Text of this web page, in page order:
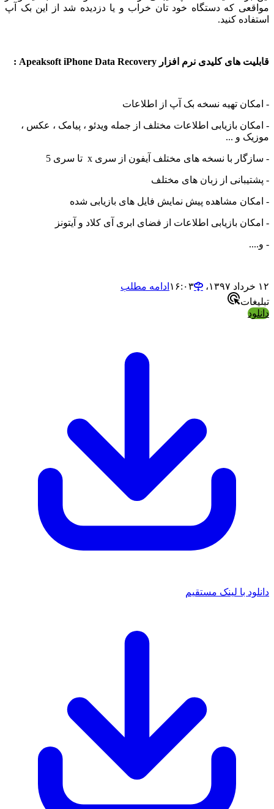
مواقعی که دستگاه خود تان خراب و یا دزدیده شد از این بک آپ
استفاده کنید.
قابلیت های کلیدی نرم افزار Apeaksoft iPhone Data Recovery :
- امکان تهیه نسخه بک آپ از اطلاعات
- امکان بازیابی اطلاعات مختلف از جمله ویدئو ، پیامک ، عکس ،
موزیک و ...
- سازگار با نسخه های مختلف آیفون از سری x تا سری 5
- پشتیبانی از زبان های مختلف
- امکان مشاهده پیش نمایش فایل های بازیابی شده
- امکان بازیابی اطلاعات از فضای ابری آی کلاد و آیتونز
- و....
۱۲ خرداد ۱۳۹۷،‏ ۱۶:۰۳
ادامه مطلب
تبلیغات
دانلود
دانلود با لینک مستقیم